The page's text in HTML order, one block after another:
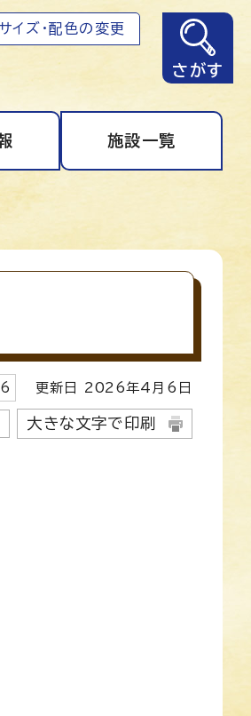
イズ・配色の変更
さがす
施設一覧
更新日 2026年4月6日
大きな文字で印刷